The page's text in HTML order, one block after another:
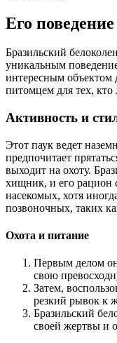
Его
Бразильский
уникальным
интересным
питомцем для тех, кто
Активность и
Этот паук ведет
предпочитает
выходит на охоту.
хищник, и его рацион
насекомых, хотя
позвоночных, таких
Охота и питание
Первым делом
свою
Затем,
резкий рывок к
Бразильский
своей жертвы и